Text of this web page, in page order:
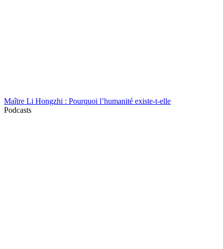
Maître Li Hongzhi : Pourquoi l’humanité existe-t-elle
Podcasts